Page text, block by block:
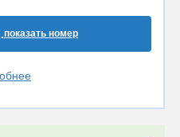
показать номер